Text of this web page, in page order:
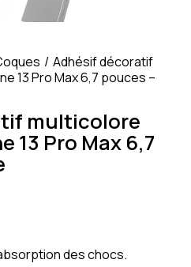
Adhésif décoratif
13 Pro Max 6,7 pouces –
multicolore
13 Pro Max 6,7
des chocs.